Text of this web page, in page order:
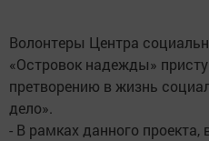
Волонтеры Центра
«Островок надежды»
претворению в жизнь
дело».
- В рамках данного проекта,